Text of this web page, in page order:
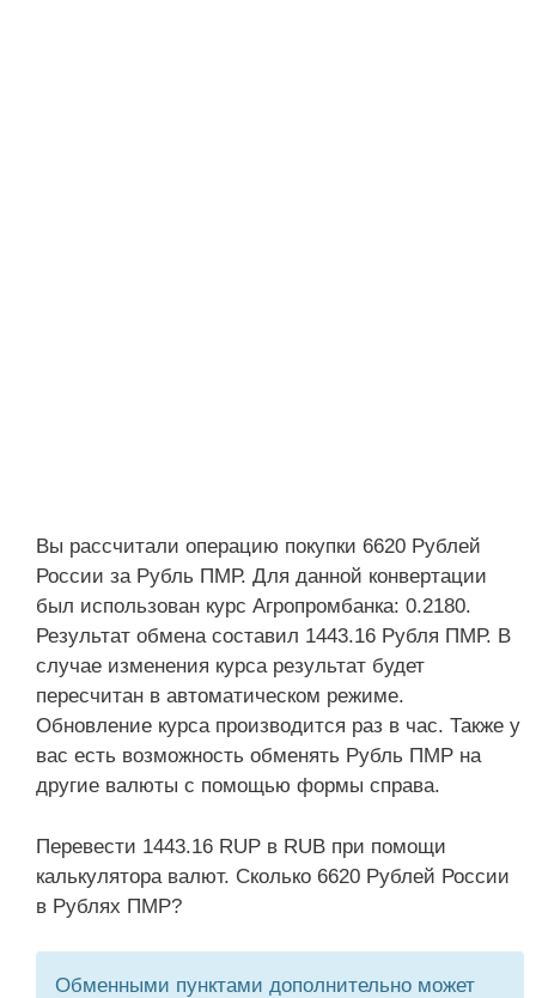
Вы рассчитали операцию покупки 6620 Рублей
России за Рубль ПМР. Для данной конвертации
был использован курс Агропромбанка: 0.2180.
Результат обмена составил 1443.16 Рубля ПМР. В
случае изменения курса результат будет
пересчитан в автоматическом режиме.
Обновление курса производится раз в час. Также у
вас есть возможность обменять Рубль ПМР на
другие валюты с помощью формы справа.
Перевести 1443.16 RUP в RUB при помощи
калькулятора валют. Сколько 6620 Рублей России
в Рублях ПМР?
Обменными пунктами дополнительно может